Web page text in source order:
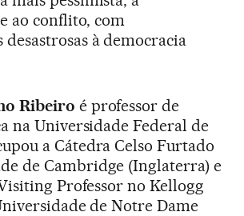
ao conflito, com
desastrosas à democracia
Ribeiro é professor de
na Universidade Federal de
a Cátedra Celso Furtado
de Cambridge (Inglaterra) e
Professor no Kellogg
de Notre Dame